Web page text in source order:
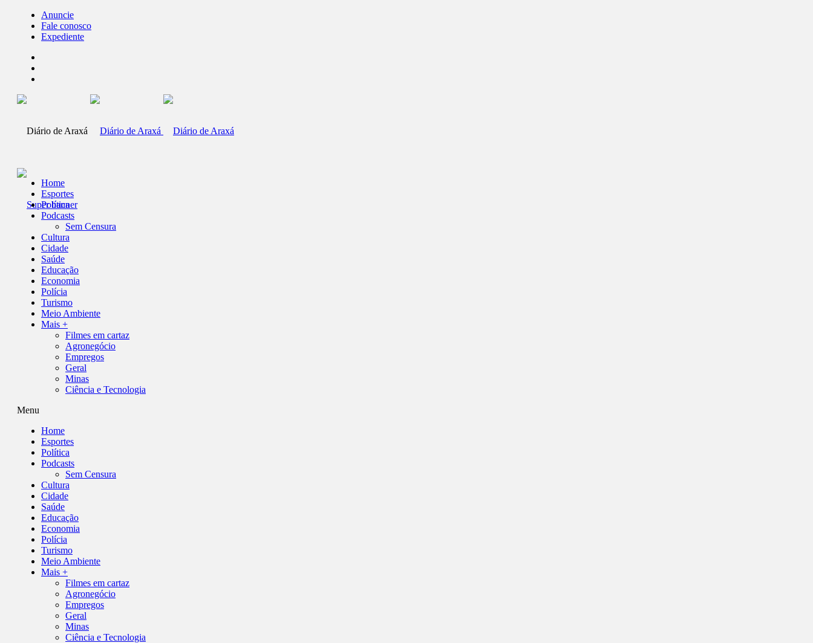
Anuncie
Fale conosco
Expediente
Home
Esportes
Política
Podcasts
Sem Censura
Cultura
Cidade
Saúde
Educação
Economia
Polícia
Turismo
Meio Ambiente
Mais +
Filmes em cartaz
Agronegócio
Empregos
Geral
Minas
Ciência e Tecnologia
Menu
Home
Esportes
Política
Podcasts
Sem Censura
Cultura
Cidade
Saúde
Educação
Economia
Polícia
Turismo
Meio Ambiente
Mais +
Filmes em cartaz
Agronegócio
Empregos
Geral
Minas
Ciência e Tecnologia